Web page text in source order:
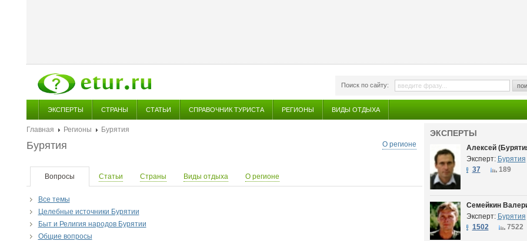
Поиск по сайту:
ЭКСПЕРТЫ СТРАНЫ СТАТЬИ СПРАВОЧНИК ТУРИСТА РЕГИОНЫ ВИДЫ ОТДЫХА
Главная Регионы
Бурятия
О регионе
Бурятия
Вопросы Статьи Страны Виды отдыха О регионе
Все темы
Целебные источники Бурятии
Быт и Религия народов Бурятии
Общие вопросы
ЭКСПЕРТЫ
Алексей
Эксперт: Бурятия
37
189
Семейкин
Эксперт: Бурятия
1502
7522